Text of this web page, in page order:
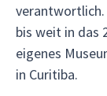
verantwortlich.
bis weit in das
eigenes
in Curitiba.